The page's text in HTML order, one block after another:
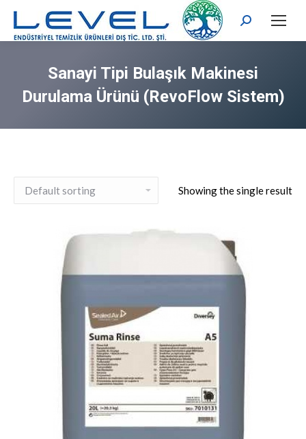
Arama:
Sanayi Tipi Bulaşık Makinesi
Durulama Ürünü (RevoFlow Sistem)
Showing the single result